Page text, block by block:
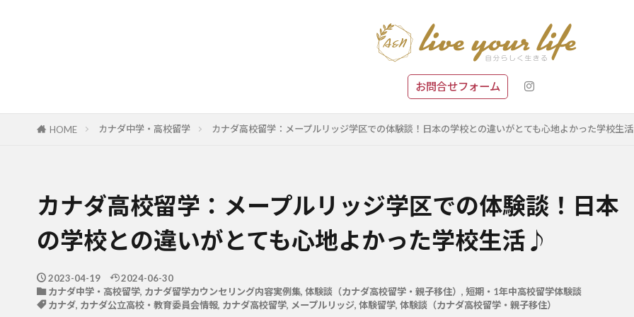
お問合せフォーム
HOME カナダ中学・高校留学 カナダ高校留学：メープルリッジ学区での体験談！日本の学校との違いがとても心地よかった学校生
カナダ高校留学：メープルリッジ学区での体験談！日本
の学校との違いがとても心地よかった学校生活♪
2023-04-19
2024-06-30
カナダ中学・高校留学, カナダ留学カウンセリング内容実例集, 体験談（カナダ高校留学・親子移住） , 短期・1年中高校留学体験談
カナダ, カナダ公立高校・教育委員会情報, カナダ高校留学, メープルリッジ, 体験留学, 体験談（カナダ高校留学・親子移住）